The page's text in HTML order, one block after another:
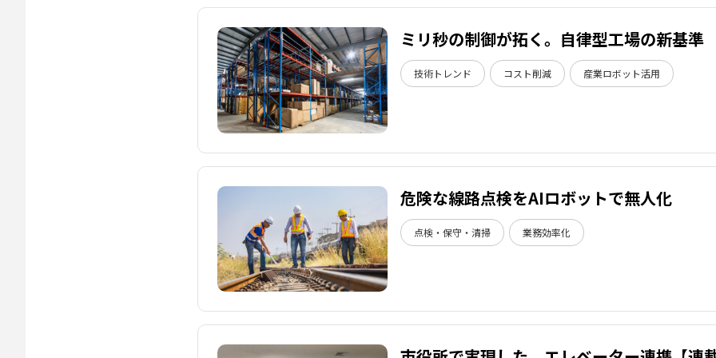
ミリ秒の制御が拓く。自律型工場の新基準
技術トレンド コスト削減 産業ロボット活用
危険な線路点検をAIロボットで無人化
点検・保守・清掃 業務効率化